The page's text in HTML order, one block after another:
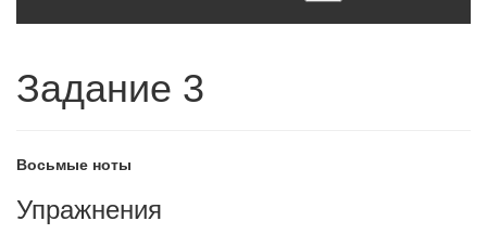
Задание 3
Восьмые ноты
Упражнения